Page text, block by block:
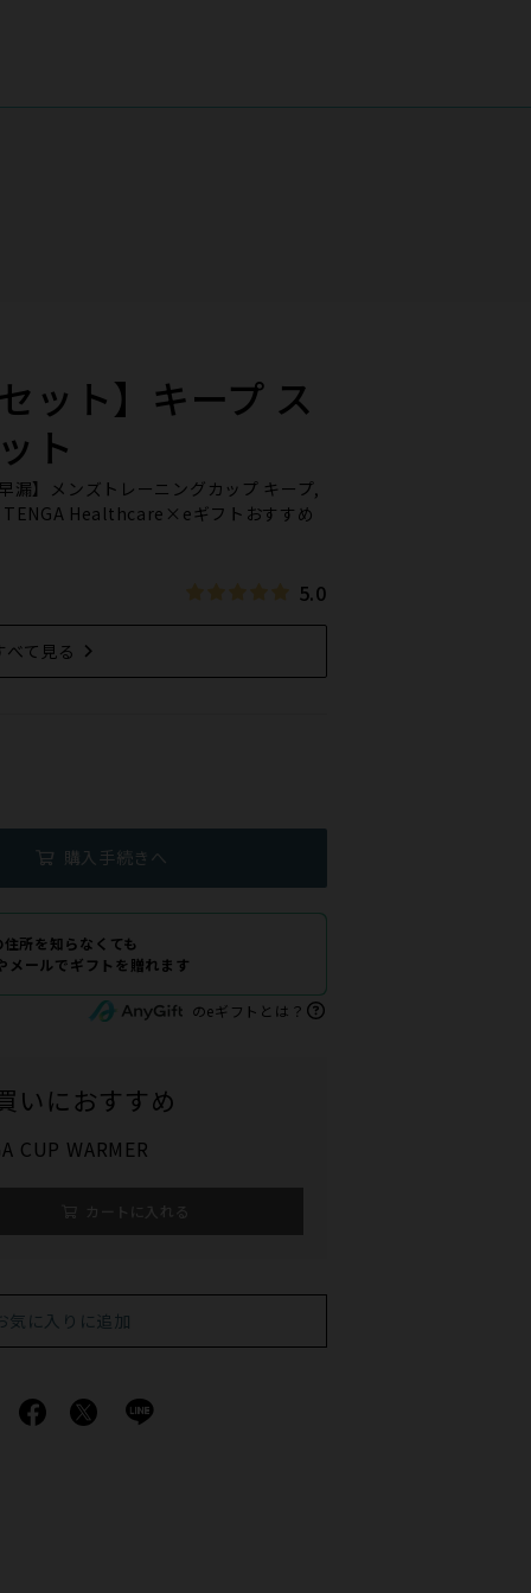
ット】キープ ス
ト
】メンズトレーニングカップ キープ,
TENGA Healthcare×eギフトおすすめ
5.0
べて見る
購入手続きへ
所を知らなくても
メールでギフトを贈れます
のeギフトとは？
いにおすすめ
CUP WARMER
気に入りに追加